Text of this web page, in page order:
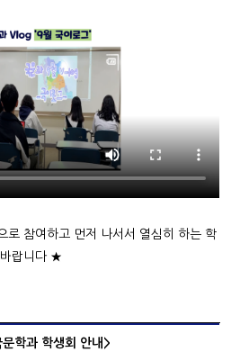
로 참여하고 먼저 나서서 열심히 하는 학
랍니다 ★
학과 학생회 안내>